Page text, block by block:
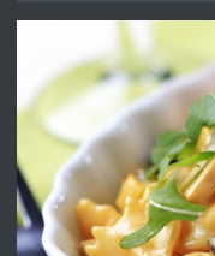
ПРЕДЛАГА